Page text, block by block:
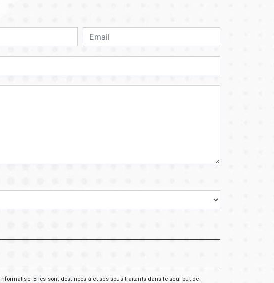
Elles sont destinées à et ses sous-traitants dans le seul but de